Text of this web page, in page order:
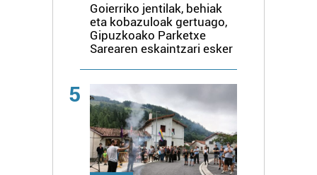
Goierriko jentilak, behiak
eta kobazuloak gertuago,
Gipuzkoako Parketxe
Sarearen eskaintzari esker
5